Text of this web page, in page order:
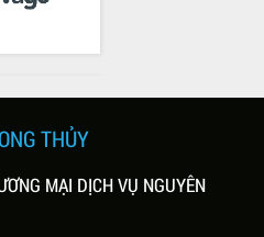
THỦY
MẠI DỊCH VỤ NGUYÊN